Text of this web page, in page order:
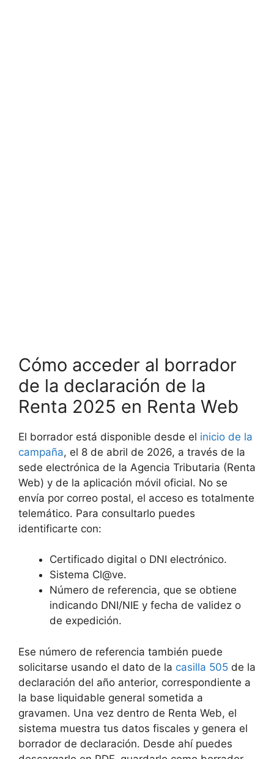
Cómo acceder al borrador
de la declaración de la
Renta 2025 en Renta Web
El borrador está disponible desde el inicio de la
campaña, el 8 de abril de 2026, a través de la
sede electrónica de la Agencia Tributaria (Renta
Web) y de la aplicación móvil oficial. No se
envía por correo postal, el acceso es totalmente
telemático. Para consultarlo puedes
identificarte con:
Certificado digital o DNI electrónico.
Sistema Cl@ve.
Número de referencia, que se obtiene
indicando DNI/NIE y fecha de validez o
de expedición.
Ese número de referencia también puede
solicitarse usando el dato de la casilla 505 de la
declaración del año anterior, correspondiente a
la base liquidable general sometida a
gravamen. Una vez dentro de Renta Web, el
sistema muestra tus datos fiscales y genera el
borrador de declaración. Desde ahí puedes